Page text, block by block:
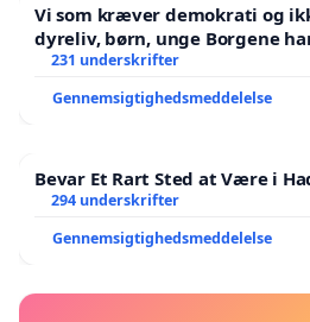
Vi som kræver demokrati og ikke
dyreliv, børn, unge Borgene
Der er
231 underskrifter
Gennemsigtighedsmeddelelse
Bevar Et Rart Sted at Være i
294 underskrifter
Gennemsigtighedsmeddelelse